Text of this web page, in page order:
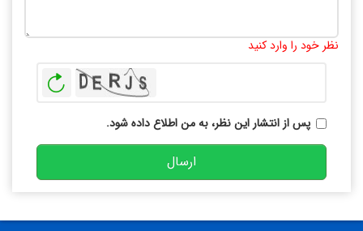
نظر خود را وارد کنید
پس از انتشار این نظر، به من اطلاع داده شود.
ارسال